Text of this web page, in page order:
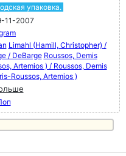
упаковка.
11-2007
Limahl (Hamill, Christopher) /
/ DeBarge Roussos, Demis
Artemios ) / Roussos, Demis
Roussos, Artemios )